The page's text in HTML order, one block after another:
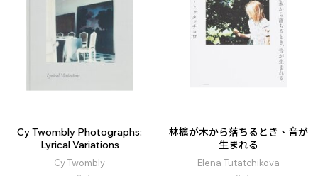
Cy Twombly Photographs:
Lyrical Variations
Cy Twombly
林檎が木から落ちるとき、音が
生まれる
Elena Tutatchikova